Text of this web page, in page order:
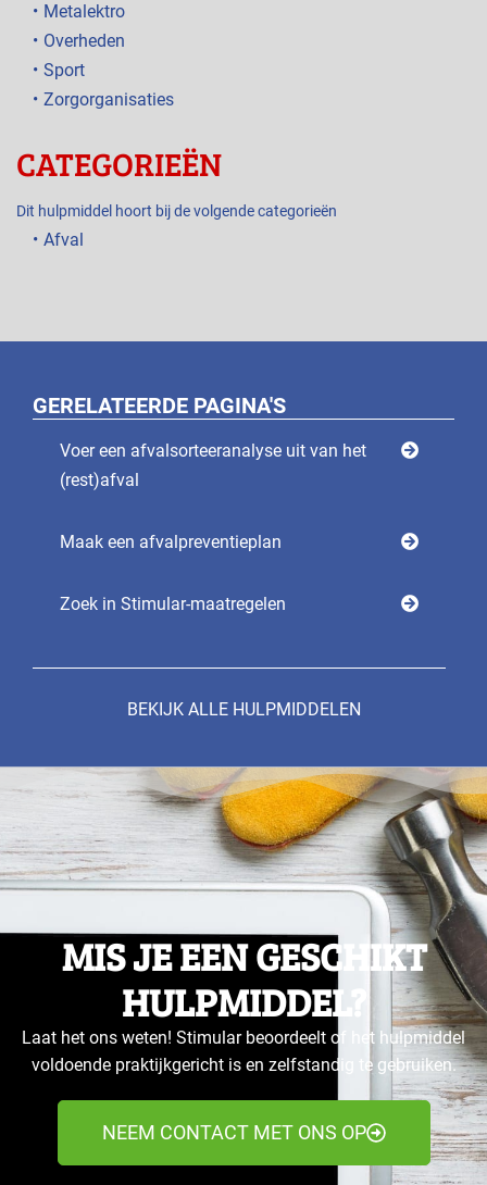
Metalektro
Overheden
Sport
Zorgorganisaties
CATEGORIEËN
Dit hulpmiddel hoort bij de volgende categorieën
Afval
GERELATEERDE PAGINA'S
Voer een afvalsorteeranalyse uit van het
(rest)afval
Maak een afvalpreventieplan
Zoek in Stimular-maatregelen
BEKIJK ALLE HULPMIDDELEN
MIS JE EEN GESCHIKT
HULPMIDDEL?
Laat het ons weten! Stimular beoordeelt of het hulpmiddel
voldoende praktijkgericht is en zelfstandig te gebruiken.
NEEM CONTACT MET ONS OP